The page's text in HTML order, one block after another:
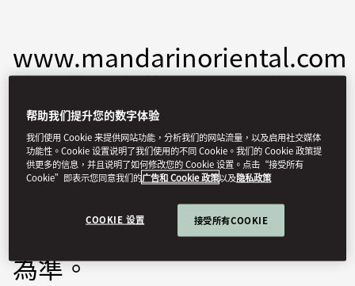
www.mandarinoriental.com
的內容由文華東方酒店集團
（本集團）撰寫及/或授權，
存取及使用本網站需受以下條
款及細則的約束。如果以下條
款及細則的英文版和任何翻譯
版本之間有差異，均以英文版
為準。
帮助我们提升您的数字体验
我们使用 Cookie 来提供网站功能，分析我们的网站流量，以及启用社交媒体
功能性。Cookie 设置说明了我们使用的不同 Cookie。我们的 Cookie 政策提
供更多的信息，并且说明了如何修改您的 Cookie 设置。点击“接受所有
Cookie”即表示您同意我们的广告和 Cookie 政策以及隐私政策
COOKIE 设置 接受所有COOKIE